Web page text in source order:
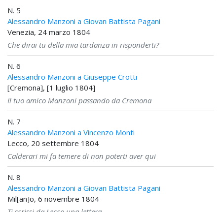
N. 5
Alessandro Manzoni a Giovan Battista Pagani
Venezia, 24 marzo 1804
Che dirai tu della mia tardanza in risponderti?
N. 6
Alessandro Manzoni a Giuseppe Crotti
[Cremona], [1 luglio 1804]
Il tuo amico Manzoni passando da Cremona
N. 7
Alessandro Manzoni a Vincenzo Monti
Lecco, 20 settembre 1804
Calderari mi fa temere di non poterti aver qui
N. 8
Alessandro Manzoni a Giovan Battista Pagani
Mil[an]o, 6 novembre 1804